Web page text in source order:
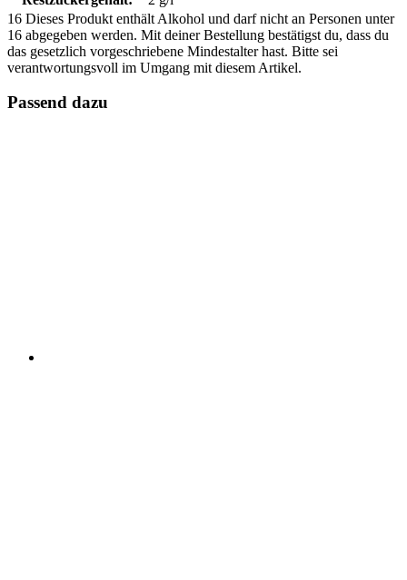
16 Dieses Produkt enthält Alkohol und darf nicht an Personen unter
16 abgegeben werden. Mit deiner Bestellung bestätigst du, dass du
das gesetzlich vorgeschriebene Mindestalter hast. Bitte sei
verantwortungsvoll im Umgang mit diesem Artikel.
Passend dazu